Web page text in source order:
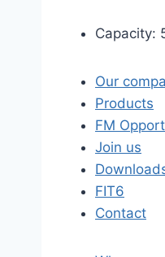
Capacity:
Our
Products
FM
Join us
FIT6
Contact